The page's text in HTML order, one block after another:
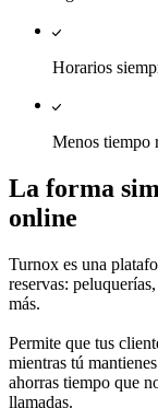
Horarios
Menos tiempo
La forma
online
Turnox es una
reservas:
más.
Permite que tus
mientras tú
ahorras tiempo que
llamadas.